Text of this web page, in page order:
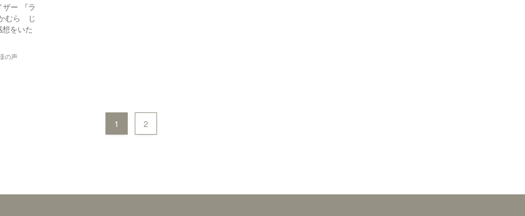
ー 『ラ
むら じ
をいた
の声
1 2